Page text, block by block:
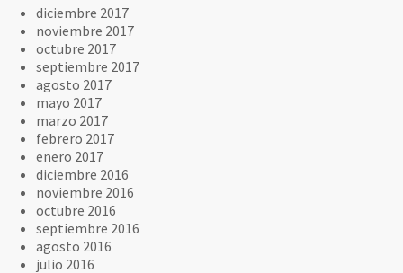
diciembre 2017
noviembre 2017
octubre 2017
septiembre 2017
agosto 2017
mayo 2017
marzo 2017
febrero 2017
enero 2017
diciembre 2016
noviembre 2016
octubre 2016
septiembre 2016
agosto 2016
julio 2016